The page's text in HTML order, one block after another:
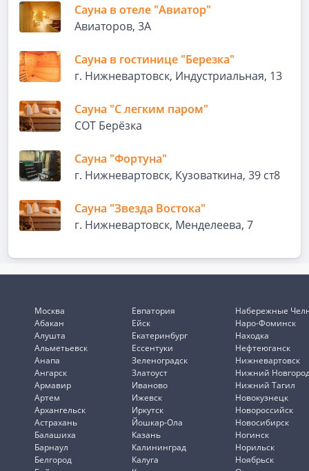
Сауна в отеле "Авиатор"
Авиаторов, 3А
Сауна в гостинице "Березка"
г. Нижневартовск, Индустриальная, 13
Сауна "С легким паром"
СОТ Берёзка
Сауна "Фортуна"
г. Нижневартовск, Кузоваткина, 39 ст8
Сауна "Звезда Востока"
г. Нижневартовск, Менделеева, 7
Москва
Абакан
Алушта
Альметьевск
Анапа
Ангарск
Армавир
Артем
Архангельск
Астрахань
Балашиха
Барнаул
Белгород
Евпатория
Ейск
Екатеринбург
Ессентуки
Зеленоградск
Златоуст
Иваново
Ижевск
Иркутск
Йошкар-Ола
Казань
Калининград
Калуга
Набережные
Наро-Фоминск
Находка
Нефтеюганск
Нижневартовск
Нижний
Нижний Тагил
Новокузнецк
Новороссийск
Новосибирск
Ногинск
Норильск
Ноябрьск